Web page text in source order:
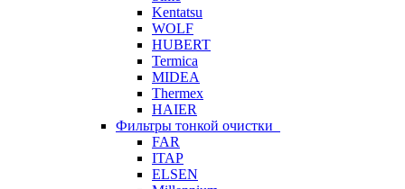
Kentatsu
WOLF
HUBERT
Termica
MIDEA
Thermex
HAIER
Фильтры тонкой очистки
FAR
ITAP
ELSEN